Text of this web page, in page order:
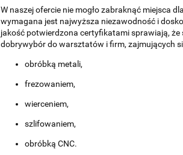
W naszej ofercie nie mogło zabraknąć miejsca
wymagana jest najwyższa niezawodność i
jakość potwierdzona certyfikatami sprawiają, że
dobrywybór do warsztatów i firm, zajmujących
obróbką metali,
frezowaniem,
wierceniem,
szlifowaniem,
obróbką CNC.